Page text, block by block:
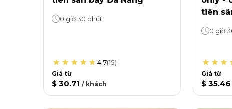
0 giờ 30 phút
4.7(15)
Giá từ
$ 30.71 / khách
tiên
0 giờ
Giá từ
$ 35.46